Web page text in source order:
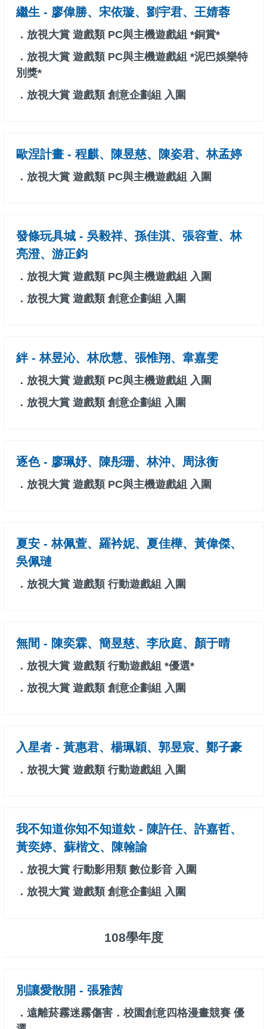
繼生 - 廖偉勝、宋依璇、劉宇君、王婧蓉
．放視大賞 遊戲類 PC與主機遊戲組 *銅賞*
．放視大賞 遊戲類 PC與主機遊戲組 *泥巴娛樂特
別獎*
．放視大賞 遊戲類 創意企劃組 入圍
歐涅計畫 - 程麒、陳昱慈、陳姿君、林孟婷
．放視大賞 遊戲類 PC與主機遊戲組 入圍
發條玩具城 - 吳毅祥、孫佳淇、張容萱、林
亮澄、游正鈞
．放視大賞 遊戲類 PC與主機遊戲組 入圍
．放視大賞 遊戲類 創意企劃組 入圍
絆 - 林昱沁、林欣慧、張惟翔、韋嘉雯
．放視大賞 遊戲類 PC與主機遊戲組 入圍
．放視大賞 遊戲類 創意企劃組 入圍
逐色 - 廖珮妤、陳彤珊、林沖、周泳衡
．放視大賞 遊戲類 PC與主機遊戲組 入圍
夏安 - 林佩萱、羅衿妮、夏佳樺、黃偉傑、
吳佩璉
．放視大賞 遊戲類 行動遊戲組 入圍
無間 - 陳奕霖、簡昱慈、李欣庭、顏于晴
．放視大賞 遊戲類 行動遊戲組 *優選*
．放視大賞 遊戲類 創意企劃組 入圍
入星者 - 黃惠君、楊珮穎、郭昱宸、鄭子豪
．放視大賞 遊戲類 行動遊戲組 入圍
我不知道你知不知道欸 - 陳許任、許嘉哲、
黃奕婷、蘇楷文、陳翰諭
．放視大賞 行動影用類 數位影音 入圍
．放視大賞 遊戲類 創意企劃組 入圍
108學年度
別讓愛散開 - 張雅茜
．遠離菸霧迷霧傷害．校園創意四格漫畫競賽 優